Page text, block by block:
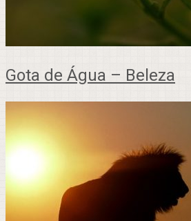
Gota de Água – Beleza